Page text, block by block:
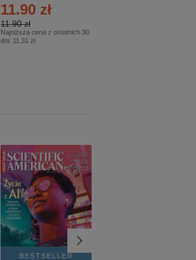
11.90 zł
11.90 zł
Najniższa cena z ostatnich 30
dni: 11.31 zł
BESTSELLER